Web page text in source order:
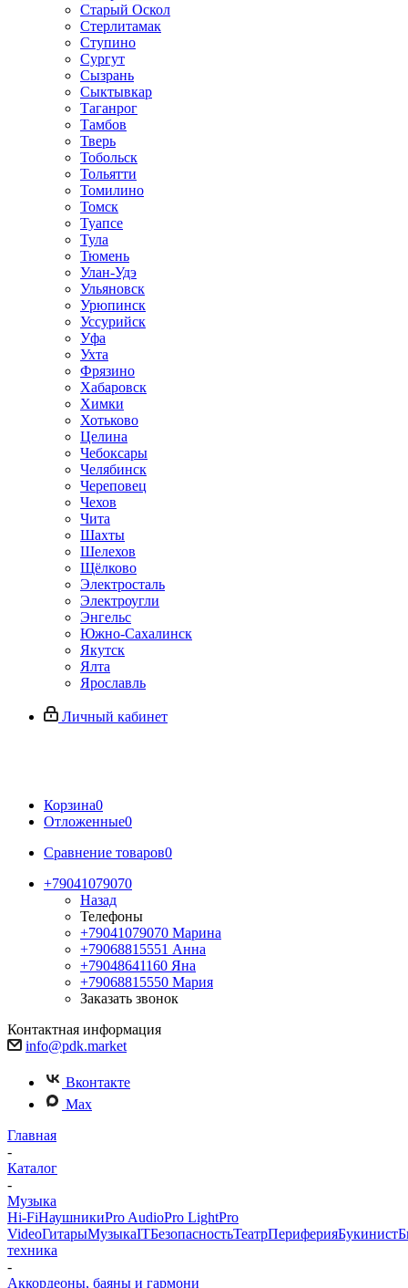
Старый Оскол
Стерлитамак
Ступино
Сургут
Сызрань
Сыктывкар
Таганрог
Тамбов
Тверь
Тобольск
Тольятти
Томилино
Томск
Туапсе
Тула
Тюмень
Улан-Удэ
Ульяновск
Урюпинск
Уссурийск
Уфа
Ухта
Фрязино
Хабаровск
Химки
Хотьково
Целина
Чебоксары
Челябинск
Череповец
Чехов
Чита
Шахты
Шелехов
Щёлково
Электросталь
Электроугли
Энгельс
Южно-Сахалинск
Якутск
Ялта
Ярославль
Личный кабинет
Корзина0
Отложенные0
Сравнение товаров0
+79041079070
Назад
Телефоны
+79041079070 Марина
+79068815551 Анна
+79048641160 Яна
+79068815550 Мария
Заказать звонок
Контактная информация
info@pdk.market
Вконтакте
Max
Главная
-
Каталог
-
Музыка
Hi-FiНаушникиPro AudioPro LightPro
VideoГитарыМузыкаITБезопасностьТеатрПериферияБукинист
техника
-
Аккордеоны, баяны и гармони